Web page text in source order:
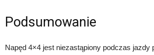
Podsumowanie
Napęd 4×4 jest niezastąpiony podczas jazdy